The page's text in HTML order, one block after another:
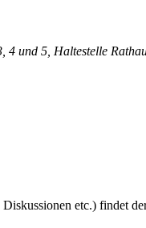
und 5, Haltestelle
etc.) findet